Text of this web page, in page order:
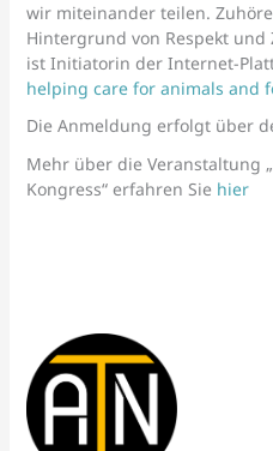
wir miteinander teilen.
Hintergrund von Respekt und
ist Initiatorin der Internet-
helping care for animals and
Die Anmeldung erfolgt über
Mehr über die Veranstaltung
Kongress“ erfahren Sie hier